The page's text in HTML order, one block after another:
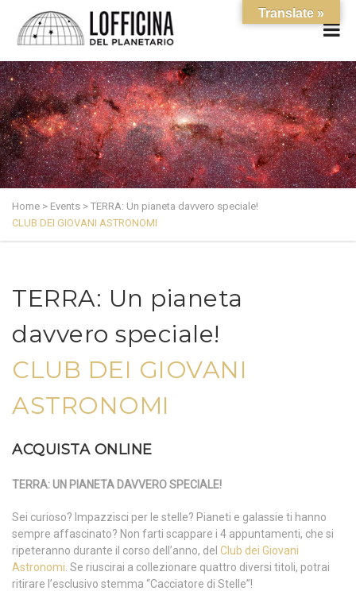
Home > Events > TERRA: Un pianeta davvero speciale!
CLUB DEI GIOVANI ASTRONOMI
TERRA: Un pianeta
davvero speciale!
CLUB DEI GIOVANI
ASTRONOMI
ACQUISTA ONLINE
TERRA: UN PIANETA DAVVERO SPECIALE!
Sei curioso? Impazzisci per le stelle? Pianeti e galassie ti hanno
sempre affascinato? Non farti scappare i 4 appuntamenti, che si
ripeteranno durante il corso dell’anno, del Club dei Giovani
Astronomi . Se riuscirai a collezionare quattro diversi titoli, potrai
ritirare l’esclusivo stemma “Cacciatore di Stelle”!
Translate »